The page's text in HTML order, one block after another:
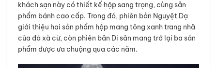
khách sạn này có thiết kế hộp sang trọng, cùng sản
phẩm bánh cao cấp. Trong đó, phiên bản Nguyệt Dạ
giới thiệu hai sản phẩm hộp mang tông xanh trang nhã
của đá xà cừ, còn phiên bản Di sản mang trở lại ba sản
phẩm được ưa chuộng qua các năm.